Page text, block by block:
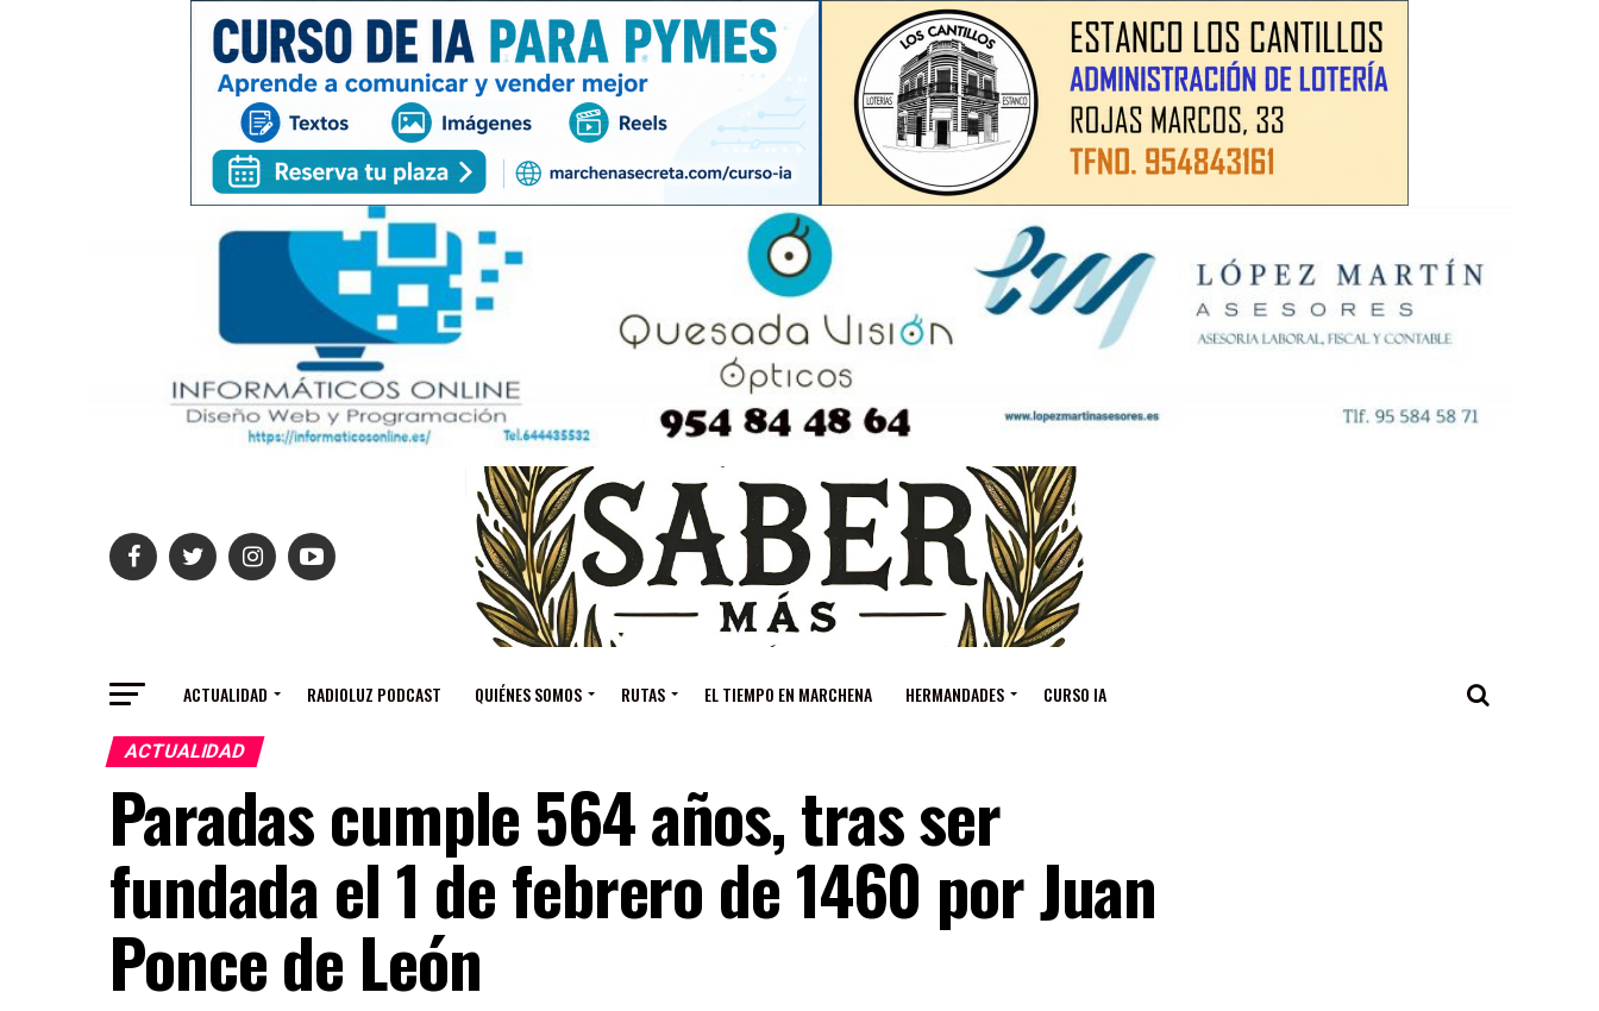
ACTUALIDAD RADIOLUZ PODCAST QUIÉNES SOMOS RUTAS EL TIEMPO EN MARCHENA HERMANDADES CURSO IA
ACTUALIDAD
Paradas cumple 564 años, tras ser
fundada el 1 de febrero de 1460 por Juan
Ponce de León